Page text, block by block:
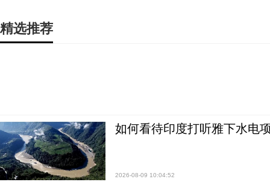
精选推荐
如何看待印度打听雅下水电
2026-08-09 10:04:52